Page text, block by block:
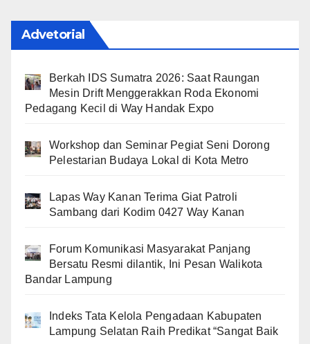
Advetorial
Berkah IDS Sumatra 2026: Saat Raungan
Mesin Drift Menggerakkan Roda Ekonomi
Pedagang Kecil di Way Handak Expo
Workshop dan Seminar Pegiat Seni Dorong
Pelestarian Budaya Lokal di Kota Metro
Lapas Way Kanan Terima Giat Patroli
Sambang dari Kodim 0427 Way Kanan
Forum Komunikasi Masyarakat Panjang
Bersatu Resmi dilantik, Ini Pesan Walikota
Bandar Lampung
Indeks Tata Kelola Pengadaan Kabupaten
Lampung Selatan Raih Predikat “Sangat Baik